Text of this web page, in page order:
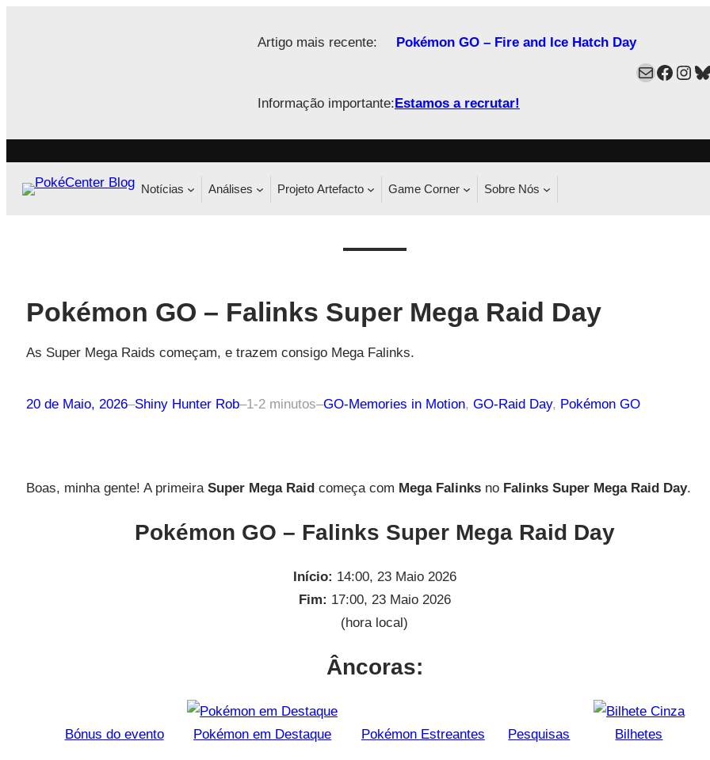
Artigo mais recente: Pokémon GO – Fire and Ice Hatch Day
Informação importante:Estamos a recrutar!
Mail
Notícias Análises Projeto Artefacto Game Corner Sobre Nós
Pokémon GO – Falinks Super Mega Raid Day
As Super Mega Raids começam, e trazem consigo Mega Falinks.
20 de Maio, 2026–Shiny Hunter Rob–1-2 minutos–GO-Memories in Motion, GO-Raid Day, Pokémon GO
Boas, minha gente! A primeira Super Mega Raidcomeça com Mega Falinksno Falinks Super Mega Raid Day.
Pokémon GO – Falinks Super Mega Raid Day
Início: 14:00, 23 Maio 2026
Fim: 17:00, 23 Maio 2026
(hora local)
Âncoras:
Bónus do evento Pokémon em Destaque Pokémon Estreantes Pesquisas Bilhetes